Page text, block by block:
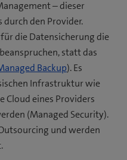
– dieser
den Provider.
die Datensicherung die
statt das
Backup). Es
Infrastruktur wie
Cloud eines Providers
(Managed Security).
und werden